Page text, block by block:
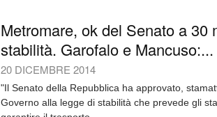
Metromare, ok del Senato a 30
stabilità. Garofalo e Mancuso:...
20 DICEMBRE 2014
"Il Senato della Repubblica ha approvato,
Governo alla legge di stabilità che prevede gli